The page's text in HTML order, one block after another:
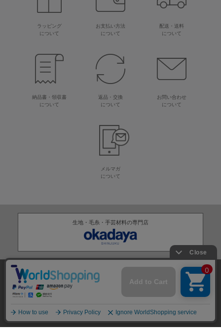
ラッピング
について
お支払い方法
について
配送・送料
について
納品書・領収書
について
返品・交換
について
お問い合わせ
について
メルマガ
について
生地・毛糸・手芸材料の専門店
株式会社オカダヤ
特定商取引法に基づく表記 プライバシーポリシー サイトマップ
2012-2026OKADAYA CO.,LTD.